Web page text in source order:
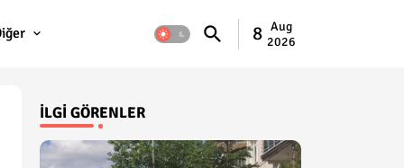
8 Aug
2026
İLGI GÖRENLER